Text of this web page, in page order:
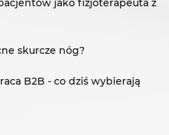
jako fizjoterapeuta z
skurcze nóg?
B2B - co dziś wybierają